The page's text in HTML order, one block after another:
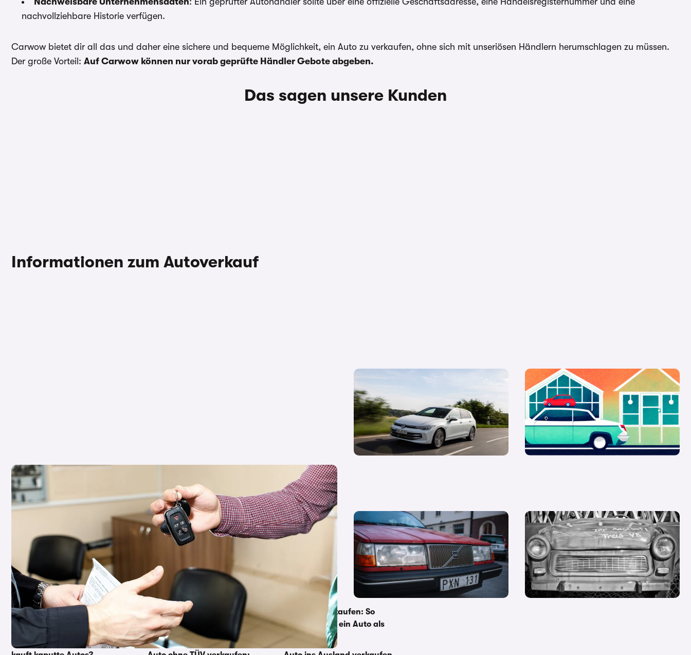
nachvollziehbare Historie verfügen.
Carwow bietet dir all das und daher eine sichere und bequeme Möglichkeit, ein Auto zu verkaufen, ohne sich mit unseriösen Händlern herumschlagen zu müssen.
Der große Vorteil: Auf Carwow können nur vorab geprüfte Händler Gebote abgeben.
Das sagen unsere Kunden
Informationen zum Autoverkauf
Auto verkaufen: Diese Unterlagen brauchst du!
Autohändler verkaufen – das zeigen die
Daten des Autoverkaufportals Carwow
Auto eines Verstorbenen verkaufen,
abmelden oder ummelden
Rückerstattung der Kfz-Versicherung nach
Abmeldung eines Autos
Auto inserieren: Tpps zur perfekten
Verkaufsanzeige und einem kostenlosen
Inserat
Weitere Informationen zu Autoverkauf
Unfallwagen verkaufen:
Unfallauto sicher abgeben
Defektes Auto verkaufen: Wer
Auto privat verkaufen: Was ist
zu beachten beim
Autoverkauf?
Autoteile verkaufen: So
verkauft man ein Auto als
Ersatzteil